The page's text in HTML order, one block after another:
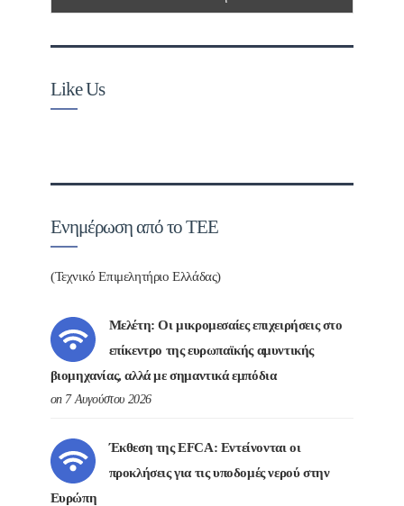
Like Us
Ενημέρωση από το ΤΕΕ
(Τεχνικό Επιμελητήριο Ελλάδας)
Μελέτη: Οι μικρομεσαίες επιχειρήσεις στο
επίκεντρο της ευρωπαϊκής αμυντικής
βιομηχανίας, αλλά με σημαντικά εμπόδια
on 7 Αυγούστου 2026
Έκθεση της EFCA: Εντείνονται οι
προκλήσεις για τις υποδομές νερού στην
Ευρώπη